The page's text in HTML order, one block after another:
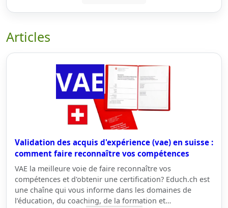
Articles
Validation des acquis d'expérience (vae) en suisse :
comment faire reconnaître vos compétences
VAE la meilleure voie de faire reconnaître vos
compétences et d'obtenir une certification? Educh.ch est
une chaîne qui vous informe dans les domaines de
l’éducation, du coaching, de la formation et…